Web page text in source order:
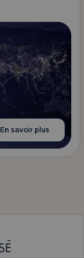
En savoir plus